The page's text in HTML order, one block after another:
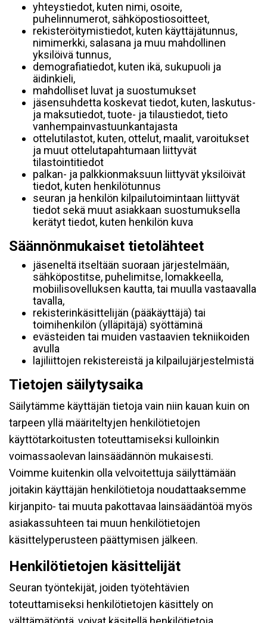
yhteystiedot, kuten nimi, osoite,
puhelinnumerot, sähköpostiosoitteet,
rekisteröitymistiedot, kuten käyttäjätunnus,
nimimerkki, salasana ja muu mahdollinen
yksilöivä tunnus,
demografiatiedot, kuten ikä, sukupuoli ja
äidinkieli,
mahdolliset luvat ja suostumukset
jäsensuhdetta koskevat tiedot, kuten, laskutus-
ja maksutiedot, tuote- ja tilaustiedot, tieto
vanhempainvastuunkantajasta
ottelutilastot, kuten, ottelut, maalit, varoitukset
ja muut ottelutapahtumaan liittyvät
tilastointitiedot
palkan- ja palkkionmaksuun liittyvät yksilöivät
tiedot, kuten henkilötunnus
seuran ja henkilön kilpailutoimintaan liittyvät
tiedot sekä muut asiakkaan suostumuksella
kerätyt tiedot, kuten henkilön kuva
Säännönmukaiset tietolähteet
jäseneltä itseltään suoraan järjestelmään,
sähköpostitse, puhelimitse, lomakkeella,
mobiilisovelluksen kautta, tai muulla vastaavalla
tavalla,
rekisterinkäsittelijän (pääkäyttäjä) tai
toimihenkilön (ylläpitäjä) syöttäminä
evästeiden tai muiden vastaavien tekniikoiden
avulla
lajiliittojen rekistereistä ja kilpailujärjestelmistä
Tietojen säilytysaika
Säilytämme käyttäjän tietoja vain niin kauan kuin on
tarpeen yllä määriteltyjen henkilötietojen
käyttötarkoitusten toteuttamiseksi kulloinkin
voimassaolevan lainsäädännön mukaisesti.
Voimme kuitenkin olla velvoitettuja säilyttämään
joitakin käyttäjän henkilötietoja noudattaaksemme
kirjanpito- tai muuta pakottavaa lainsäädäntöä myös
asiakassuhteen tai muun henkilötietojen
käsittelyperusteen päättymisen jälkeen.
Henkilötietojen käsittelijät
Seuran työntekijät, joiden työtehtävien
toteuttamiseksi henkilötietojen käsittely on